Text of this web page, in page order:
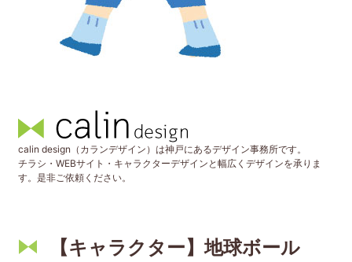
calin design（カランデザイン）は神戸にあるデザイン事務所です。
チラシ・WEBサイト・キャラクターデザインと幅広くデザインを承りま
す。是非ご依頼ください。
【キャラクター】地球ボール